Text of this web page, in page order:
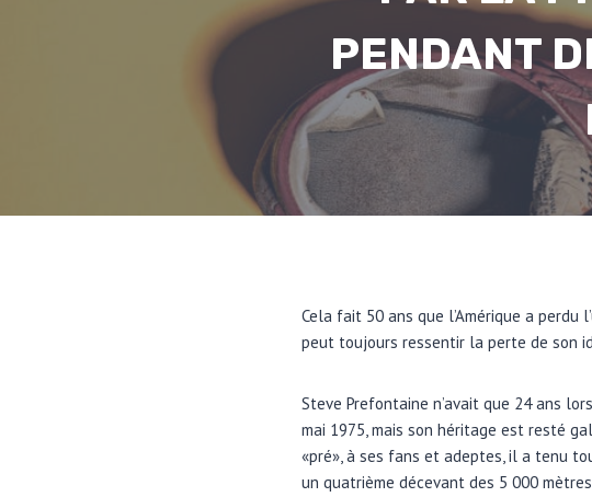
PENDANT
Cela fait 50 ans que l’Amérique a perdu
peut toujours ressentir la perte de son
Steve Prefontaine n’avait que 24 ans
mai 1975, mais son héritage est resté
«pré», à ses fans et adeptes, il a tenu
un quatrième décevant des 5 000